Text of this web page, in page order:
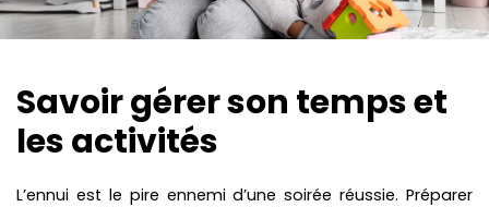
Savoir gérer son temps et
les activités
L’ennui est le pire ennemi d’une soirée réussie. Préparer